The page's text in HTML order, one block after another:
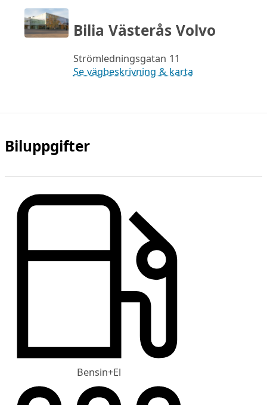
Bilia Västerås Volvo
Strömledningsgatan 11
Se vägbeskrivning & karta
Biluppgifter
Bensin+El